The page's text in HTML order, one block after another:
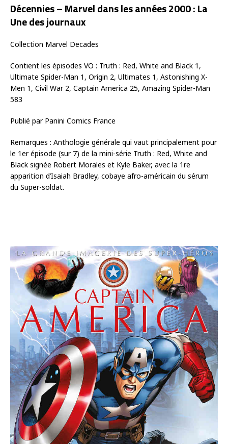
Décennies – Marvel dans les années 2000 : La
Une des journaux
Collection Marvel Decades
Contient les épisodes VO : Truth : Red, White and Black 1,
Ultimate Spider-Man 1, Origin 2, Ultimates 1, Astonishing X-
Men 1, Civil War 2, Captain America 25, Amazing Spider-Man
583
Publié par Panini Comics France
Remarques : Anthologie générale qui vaut principalement pour
le 1er épisode (sur 7) de la mini-série Truth : Red, White and
Black signée Robert Morales et Kyle Baker, avec la 1re
apparition d’Isaiah Bradley, cobaye afro-américain du sérum
du Super-soldat.